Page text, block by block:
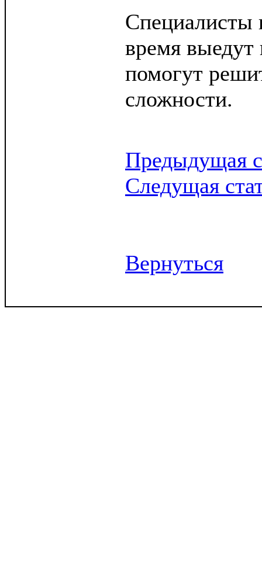
Специалисты
время выедут
помогут
сложности.
Предыдущая
Следущая
Вернуться